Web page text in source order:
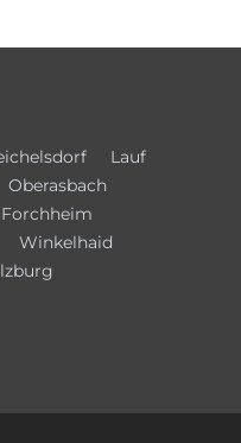
Lauf
Oberasbach
Forchheim
Winkelhaid